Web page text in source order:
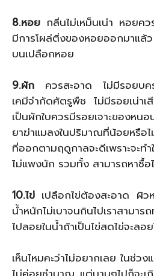
8.หอย กลิ่นไม่เหม็นเน่า หอยค
มีการโผล่ติ่งของหอยออกมาแ
บนเปลือกหอย
9.ผัก ควรสะอาด ไม่มีรอยบค
เคมีจำกัดศัตรูพืช ไม่มีรอยเน่
เป็นผักใบควรมีรอยเจาะของหน
ยาฆ่าแมลงในปริมาณที่น้อยหรือ
ที่ออกตามฤดูกาลจะดีเพราะจะ
ไม่แพงนัก รวมทั้ง สามารถหาซื้
10.ไข่ เปลือกไข่ต้องสะอาด ผิ
น้ำหนักไม่เบาจนกินไปเราสามา
ไปลอยในน้ำถ้าเป็นไข่สดไข่จะล
เห็นไหมคะว่าไม่อยากเลย ในช่